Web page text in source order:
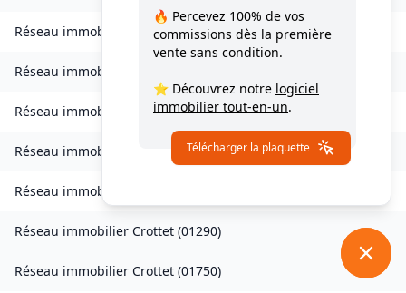
Réseau immobilier Courmangoux(01370 )
Réseau immobilier
Réseau immobilier Crans(01320)
Réseau immobilier Bresse Vallons(01340)
Réseau immobilier
Réseau immobilier Crottet (01290)
Réseau immobilier Crottet (01750)
🔥 Percevez 100% de vos
commissions dès la première
vente sans condition.
⭐ Découvrez notre logiciel
immobilier tout-en-un.
Télécharger la plaquette